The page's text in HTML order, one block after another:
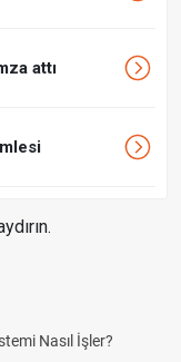
attı
Nasıl İşler?